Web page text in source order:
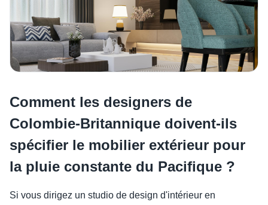
Comment les designers de
Colombie-Britannique doivent-ils
spécifier le mobilier extérieur pour
la pluie constante du Pacifique ?
Si vous dirigez un studio de design d'intérieur en